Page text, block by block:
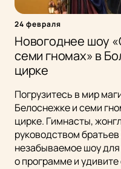
24 февраля
Новогоднее шоу
семи гномах» в
цирке
Погрузитесь в мир
Белоснежке и семи
цирке. Гимнасты,
руководством
незабываемое шоу
о программе и удивите